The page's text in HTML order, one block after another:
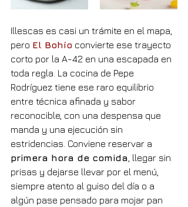
Illescas es casi un trámite en el mapa,
pero El Bohío convierte ese trayecto
corto por la A-42 en una escapada en
toda regla. La cocina de Pepe
Rodríguez tiene ese raro equilibrio
entre técnica afinada y sabor
reconocible, con una despensa que
manda y una ejecución sin
estridencias. Conviene reservar a
primera hora de comida , llegar sin
prisas y dejarse llevar por el menú,
siempre atento al guiso del día o a
algún pase pensado para mojar pan